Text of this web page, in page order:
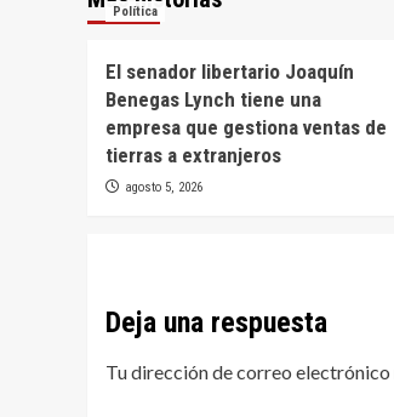
Política
El senador libertario Joaquín
Benegas Lynch tiene una
empresa que gestiona ventas de
tierras a extranjeros
agosto 5, 2026
Deja una respuesta
Tu dirección de correo electrónico